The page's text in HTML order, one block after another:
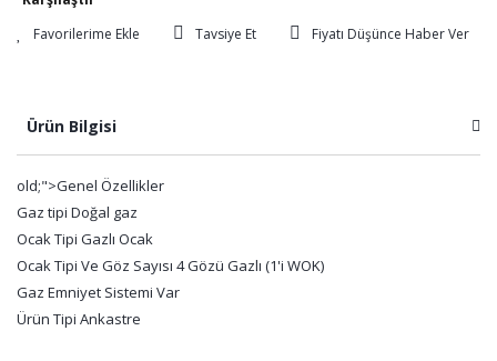
Tavsiye Et
Fiyatı Düşünce Haber Ver
Ürün Bilgisi
old;">Genel Özellikler
Gaz tipi Doğal gaz
Ocak Tipi Gazlı Ocak
Ocak Tipi Ve Göz Sayısı 4 Gözü Gazlı (1'i WOK)
Gaz Emniyet Sistemi Var
Ürün Tipi Ankastre